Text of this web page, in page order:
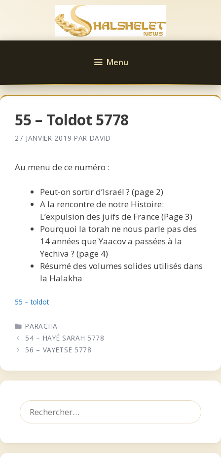
Menu
55 – Toldot 5778
27 JANVIER 2019 PAR DAVID
Au menu de ce numéro :
Peut-on sortir d’Israël ? (page 2)
A la rencontre de notre Histoire:
L’expulsion des juifs de France (Page 3)
Pourquoi la torah ne nous parle pas des
14 années que Yaacov a passées à la
Yechiva ? (page 4)
Résumé des volumes solides utilisés dans
la Halakha
55 – toldot
CATÉGORIES
PARACHA
54 – HAYÉ SARAH 5778
56 – VAYETSE 5778
Rechercher :